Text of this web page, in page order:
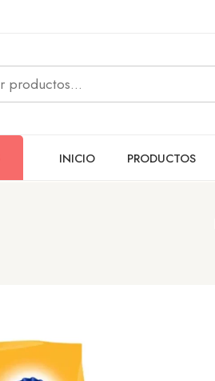
INICIO PRODUCTOS